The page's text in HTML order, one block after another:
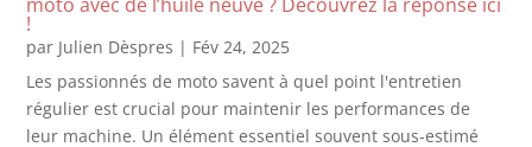
!
par Julien Dèspres | Fév 24, 2025
Les passionnés de moto savent à quel point l'entretien
régulier est crucial pour maintenir les performances de
leur machine. Un élément essentiel souvent sous-estimé